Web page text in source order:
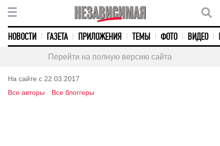
НОВОСТИ ГАЗЕТА ПРИЛОЖЕНИЯ ТЕМЫ ФОТО ВИДЕО
Перейти на полную версию сайта
На сайте с 22.03.2017
Все авторы
Все блоггеры